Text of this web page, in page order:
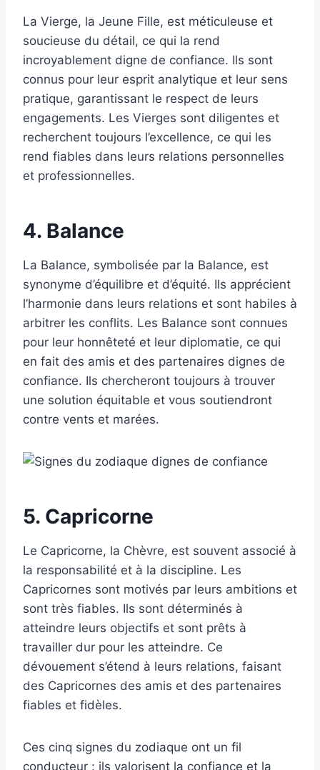
La Vierge, la Jeune Fille, est méticuleuse et
soucieuse du détail, ce qui la rend
incroyablement digne de confiance. Ils sont
connus pour leur esprit analytique et leur sens
pratique, garantissant le respect de leurs
engagements. Les Vierges sont diligentes et
recherchent toujours l’excellence, ce qui les
rend fiables dans leurs relations personnelles
et professionnelles.
4. Balance
La Balance, symbolisée par la Balance, est
synonyme d’équilibre et d’équité. Ils apprécient
l’harmonie dans leurs relations et sont habiles à
arbitrer les conflits. Les Balance sont connues
pour leur honnêteté et leur diplomatie, ce qui
en fait des amis et des partenaires dignes de
confiance. Ils chercheront toujours à trouver
une solution équitable et vous soutiendront
contre vents et marées.
5. Capricorne
Le Capricorne, la Chèvre, est souvent associé à
la responsabilité et à la discipline. Les
Capricornes sont motivés par leurs ambitions et
sont très fiables. Ils sont déterminés à
atteindre leurs objectifs et sont prêts à
travailler dur pour les atteindre. Ce
dévouement s’étend à leurs relations, faisant
des Capricornes des amis et des partenaires
fiables et fidèles.
Ces cinq signes du zodiaque ont un fil
conducteur : ils valorisent la confiance et la